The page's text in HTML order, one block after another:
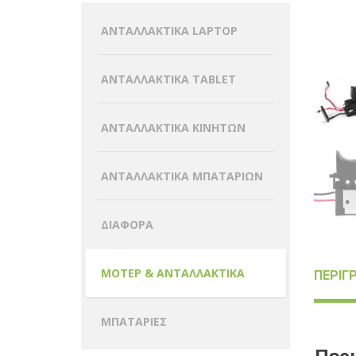
ΑΝΤΑΛΛΑΚΤΙΚΑ LAPTOP
ΑΝΤΑΛΛΑΚΤΙΚΑ TABLET
ΑΝΤΑΛΛΑΚΤΙΚΑ ΚΙΝΗΤΩΝ
ΑΝΤΑΛΛΑΚΤΙΚΑ ΜΠΑΤΑΡΙΩΝ
ΔΙΑΦΟΡΑ
ΜΟΤΕΡ & ΑΝΤΑΛΛΑΚΤΙΚΑ
ΜΠΑΤΑΡΙΕΣ